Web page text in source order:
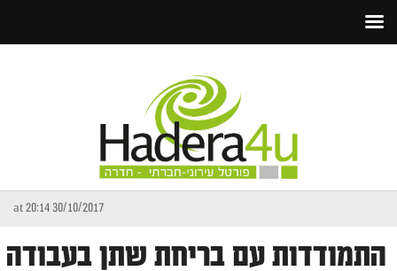
30/10/2017 at 20:14
התמודדות עם בריחת שתן בעבודה